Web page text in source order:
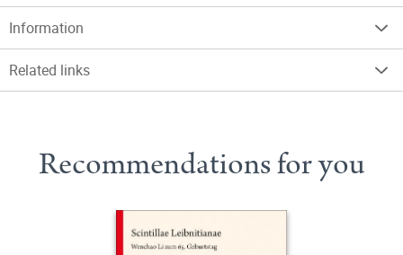
Information
Related links
Recommendations for you